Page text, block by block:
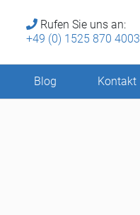
Rufen Sie uns an:
+49 (0) 1525 870 4003
Blog Kontakt